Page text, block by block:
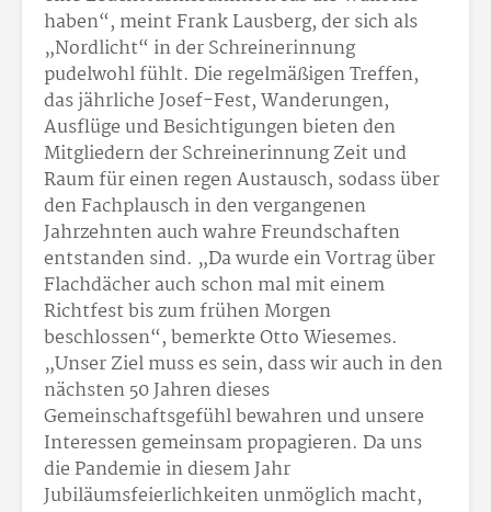
haben“, meint Frank Lausberg, der sich als
„Nordlicht“ in der Schreinerinnung
pudelwohl fühlt. Die regelmäßigen Treffen,
das jährliche Josef-Fest, Wanderungen,
Ausflüge und Besichtigungen bieten den
Mitgliedern der Schreinerinnung Zeit und
Raum für einen regen Austausch, sodass über
den Fachplausch in den vergangenen
Jahrzehnten auch wahre Freundschaften
entstanden sind. „Da wurde ein Vortrag über
Flachdächer auch schon mal mit einem
Richtfest bis zum frühen Morgen
beschlossen“, bemerkte Otto Wiesemes.
„Unser Ziel muss es sein, dass wir auch in den
nächsten 50 Jahren dieses
Gemeinschaftsgefühl bewahren und unsere
Interessen gemeinsam propagieren. Da uns
die Pandemie in diesem Jahr
Jubiläumsfeierlichkeiten unmöglich macht,